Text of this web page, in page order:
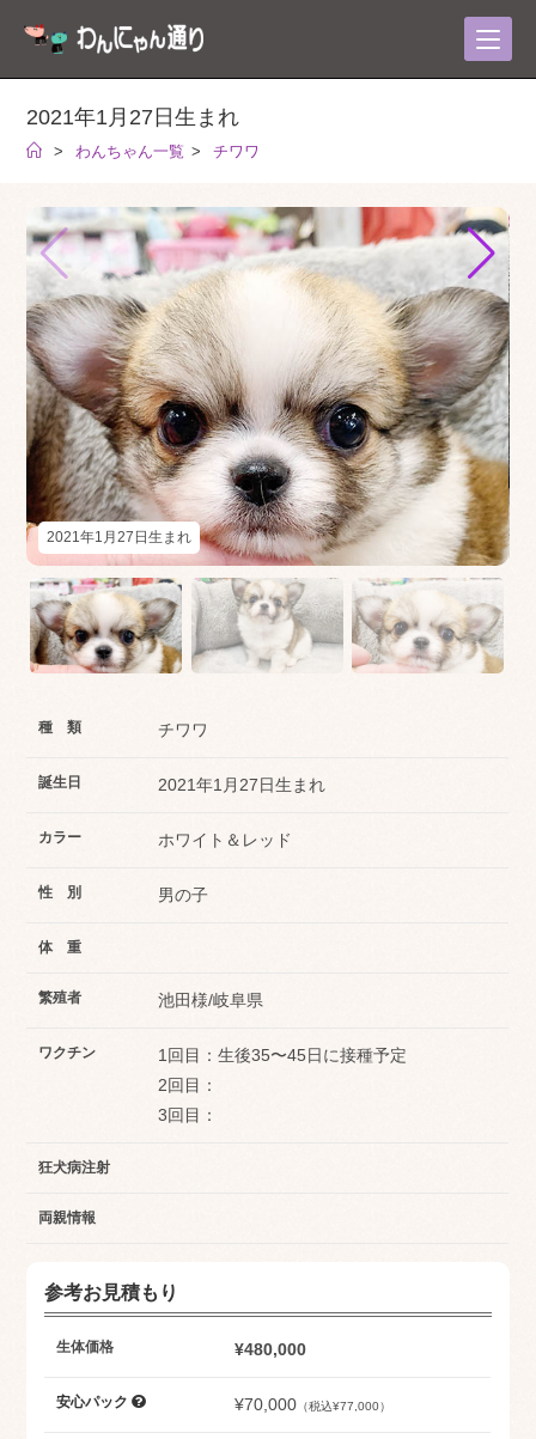
2021年1月27日生まれ
> わんちゃん一覧 > チワワ
2021年1月27日生まれ
種 類 チワワ
誕生日 2021年1月27日生まれ
カラー ホワイト＆レッド
性 別 男の子
体 重
繁殖者 池田様/岐阜県
ワクチン
1回目：生後35〜45日に接種予定
2回目：
3回目：
狂犬病注射
両親情報
参考お見積もり
生体価格 ¥480,000
安心パック ¥70,000 （税込¥77,000）